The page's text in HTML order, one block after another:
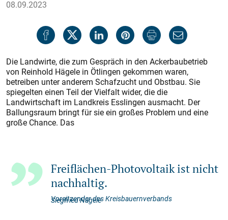
08.09.2023
Die Landwirte, die zum Gespräch in den Ackerbaubetrieb
von Reinhold Hägele in Ötlingen gekommen waren,
betreiben unter anderem Schafzucht und Obstbau. Sie
spiegelten einen Teil der Vielfalt wider, die die
Landwirtschaft im Landkreis Esslingen ausmacht. Der
Ballungsraum bringt für sie ein großes Problem und eine
große Chance. Das
Freiflächen-Photovoltaik ist nicht
nachhaltig.
Siegfried Nägele
Vorsitzender des Kreisbauernverbands